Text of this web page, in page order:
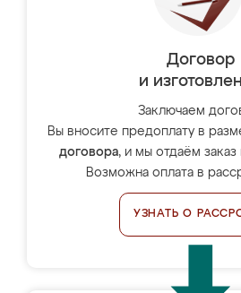
Договор
и
Заключаем
Вы вносите предоплату в
договора, и мы отдаём
Возможна оплата в
УЗНАТЬ О